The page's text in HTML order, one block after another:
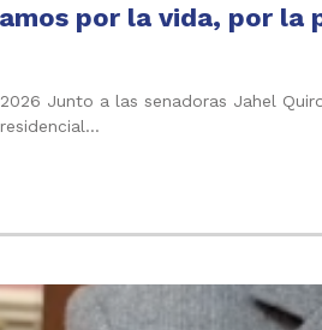
por la vida, por
Junto a las senadoras Jahel